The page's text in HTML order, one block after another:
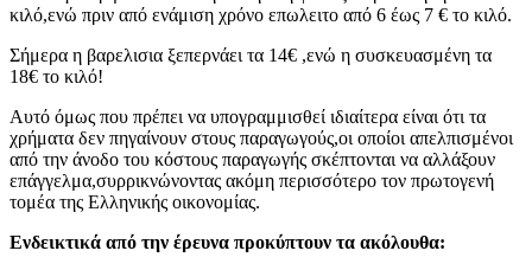
κιλό,ενώ πριν από ενάμιση χρόνο επωλειτο από 6 έως 7 € το κιλό.
Σήμερα η βαρελισια ξεπερνάει τα 14€ ,ενώ η συσκευασμένη τα
18€ το κιλό!
Αυτό όμως που πρέπει να υπογραμμισθεί ιδιαίτερα είναι ότι τα
χρήματα δεν πηγαίνουν στους παραγωγούς,οι οποίοι απελπισμένοι
από την άνοδο του κόστους παραγωγής σκέπτονται να αλλάξουν
επάγγελμα,συρρικνώνοντας ακόμη περισσότερο τον πρωτογενή
τομέα της Ελληνικής οικονομίας.
Ενδεικτικά από την έρευνα προκύπτουν τα ακόλουθα: